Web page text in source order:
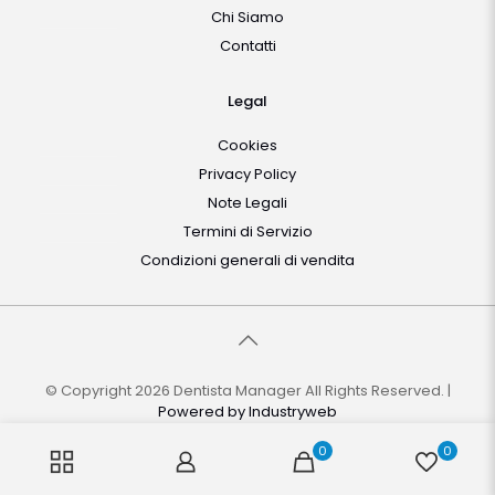
Chi Siamo
Contatti
Legal
Cookies
Privacy Policy
Note Legali
Termini di Servizio
Condizioni generali di vendita
© Copyright 2026 Dentista Manager All Rights Reserved. |
Powered byIndustryweb
0 0